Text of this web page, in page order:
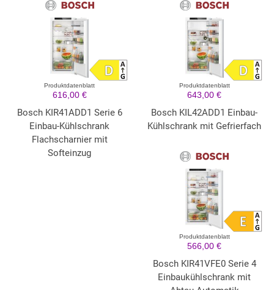
Produktdatenblatt
616,00 €
Bosch KIR41ADD1 Serie 6
Einbau-Kühlschrank
Flachscharnier mit
Softeinzug
Produktdatenblatt
643,00 €
Bosch KIL42ADD1 Einbau-
Kühlschrank mit Gefrierfach
Produktdatenblatt
566,00 €
Bosch KIR41VFE0 Serie 4
Einbaukühlschrank mit